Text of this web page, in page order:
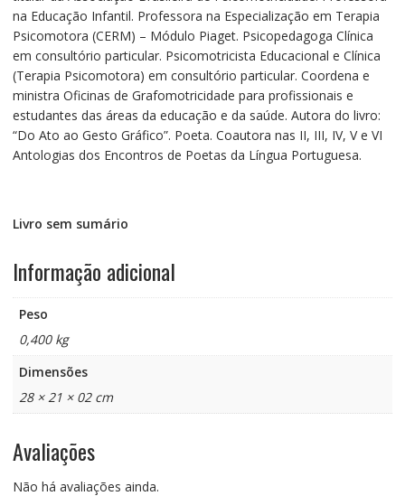
na Educação Infantil. Professora na Especialização em Terapia
Psicomotora (CERM) – Módulo Piaget. Psicopedagoga Clínica
em consultório particular. Psicomotricista Educacional e Clínica
(Terapia Psicomotora) em consultório particular. Coordena e
ministra Oficinas de Grafomotricidade para profissionais e
estudantes das áreas da educação e da saúde. Autora do livro:
“Do Ato ao Gesto Gráfico”. Poeta. Coautora nas II, III, IV, V e VI
Antologias dos Encontros de Poetas da Língua Portuguesa.
Livro sem sumário
Informação adicional
Peso
0,400 kg
Dimensões
28 × 21 × 02 cm
Avaliações
Não há avaliações ainda.